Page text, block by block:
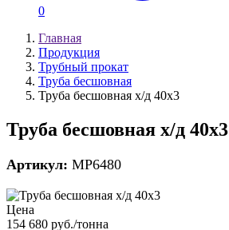
0
Главная
Продукция
Трубный прокат
Труба бесшовная
Труба бесшовная х/д 40х3
Труба бесшовная х/д 40х3
Артикул: MP6480
Цена
154 680 руб./тонна